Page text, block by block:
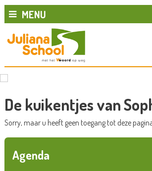
MENU
De kuikentjes van
Sorry, maar u heeft geen toegang tot deze
Agenda